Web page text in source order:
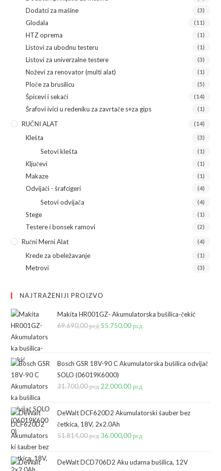
Dodatci za mašine (3)
Glodala (11)
HTZ oprema (1)
Listovi za ubodnu testeru (1)
Listovi za univerzalne testere (3)
Noževi za renovator (multi alat) (1)
Ploče za brusilicu (5)
Špicevi i sekači (14)
Šrafovi ivici u redeniku za zavrtače s+za gips (1)
RUČNI ALAT (14)
Klešta (3)
Setovi klešta (1)
Ključevi (1)
Makaze (1)
Odvijači - šrafcigeri (4)
Setovi odvijača (4)
Stege (1)
Testere i bonsek ramovi (2)
Ručni Merni Alat (4)
Krede za obeležavanje (1)
Metrovi (3)
NAJTRAŽENIJI PROIZVO
Makita HR001GZ- Akumulatorska bušilica-čekić
69.690,00рсд Originalna
bila:
69.690,00 рсд.
55.750,00рсд
55.750,00 рсд.
Bosch GSR 18V-90 C Akumulatorska bušilica odvijač
SOLO (06019K6000)
31.700,00рсд Originalna
je
bila:
31.700,00 рсд.
22.000,00рсд
je:
DeWalt DCF620D2 Akumulatorski šauber bez
četkica, 18V, 2x2.0Ah
51.814,00рсд Originalna
je
36.000,00рсд
je:
DeWalt DCD706D2 Aku udarna bušilica, 12V